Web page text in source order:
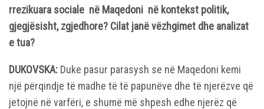
rrezikuara sociale në Maqedoni në kontekst politik,
gjegjësisht, zgjedhore? Cilat janë vëzhgimet dhe analizat
e tua?
DUKOVSKA: Duke pasur parasysh se në Maqedoni kemi
një përqindje të madhe të të papunëve dhe të njerëzve që
jetojnë në varfëri, e shumë më shpesh edhe njerëz që